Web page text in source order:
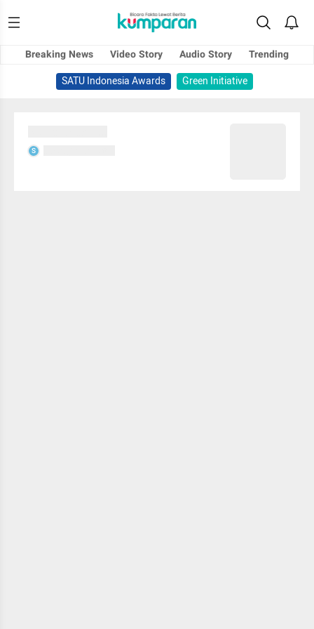
Breaking News Video Story Audio Story
Trending
SATU Indonesia Awards
Green Initiative
S